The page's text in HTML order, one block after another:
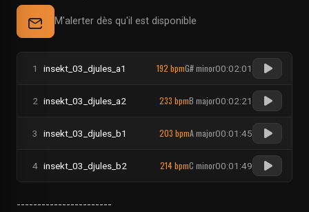
M'alerter dès qu'il est disponible
1 insekt_03_djules_a1 192 bpmG# minor00:02:01
2 insekt_03_djules_a2 233 bpmB major00:02:21
3 insekt_03_djules_b1 203 bpmA major00:01:45
4 insekt_03_djules_b2 214 bpmC minor00:01:49
-----------------------